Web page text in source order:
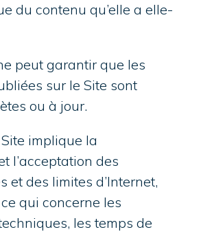
du contenu qu’elle a elle-
peut garantir que les
sur le Site sont
ou à jour.
implique la
l’acceptation des
et des limites d’Internet,
qui concerne les
les temps de